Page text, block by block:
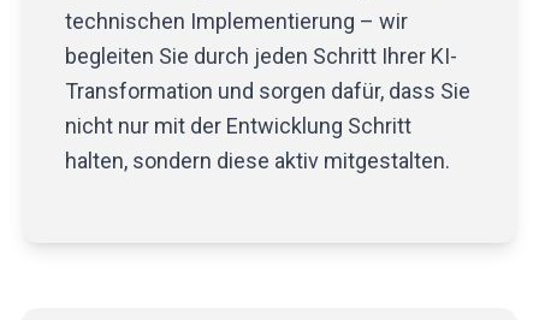
technischen Implementierung – wir
begleiten Sie durch jeden Schritt Ihrer KI-
Transformation und sorgen dafür, dass Sie
nicht nur mit der Entwicklung Schritt
halten, sondern diese aktiv mitgestalten.